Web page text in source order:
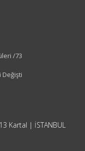
/73
Değişti
Kartal | İSTANBUL